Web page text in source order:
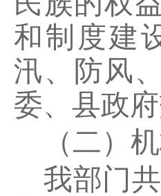
和制度建
汛、防风
委、县政
（二）
我部门